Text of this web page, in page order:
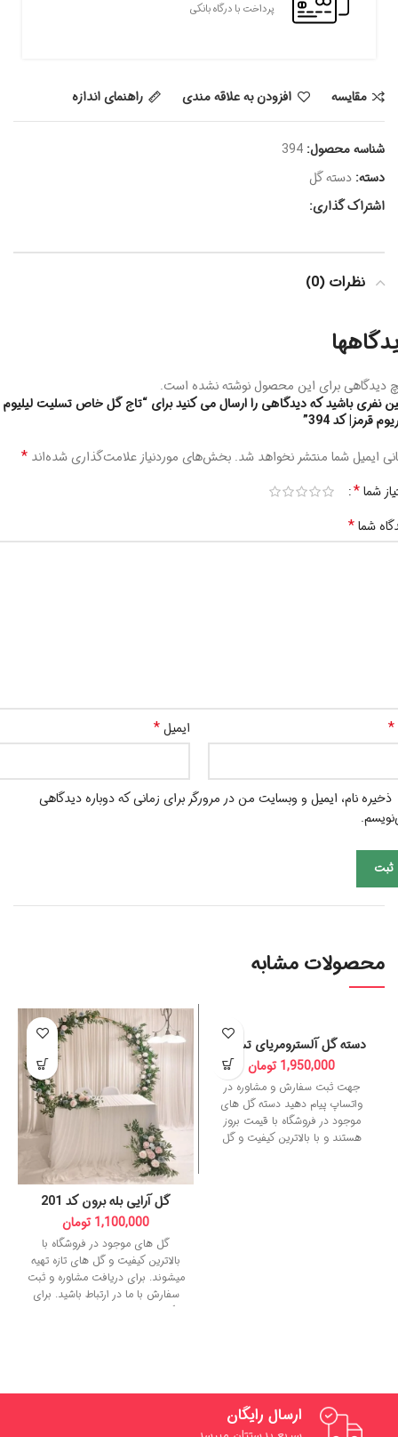
پرداخت با درگاه بانکی
مقايسه افزودن به علاقه مندی راهنمای اندازه
شناسه محصول: 394
دسته: دسته گل
اشتراک گذاری:
نظرات (0)
دیدگاهی برای این محصول نوشته نشده است.
نفری باشید که دیدگاهی را ارسال می کنید برای “تاج گل خاص تسلیت
قرمز| کد 394”
ایمیل شما منتشر نخواهد شد. بخش‌های موردنیاز علامت‌گذاری شده‌اند *
شما*
شما*
* ایمیل*
ذخیره نام، ایمیل و وبسایت من در مرورگر برای زمانی که دوباره دیدگاهی
محصولات مشابه
دسته گل آلسترومریای تسکین
1,950,000 تومان
جهت ثبت سفارش و مشاوره در
واتساپ پیام دهید دسته گل های
موجود در فروشگاه با قیمت بروز
هستند و با بالاترین کیفیت و گل
گل آرایی بله برون کد 201
1,100,000 تومان
گل های موجود در فروشگاه با
بالاترین کیفیت و گل های تازه تهیه
میشوند. برای دریافت مشاوره و ثبت
سفارش با ما در ارتباط باشید. برای
کسب اطلاعات بیشتر با
ارسال رایگان